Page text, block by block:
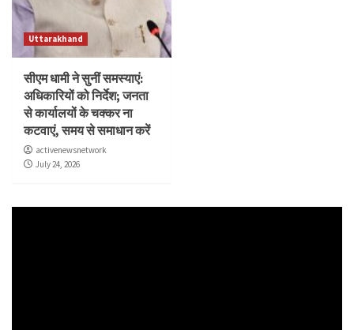
Uttarakhand
सीएम धामी ने सुनीं समस्याएं:
अधिकारियों को निर्देश; जनता
से कार्यालयों के चक्कर ना
कटवाएं, समय से समाधान करें
activenewsnetwork
July 24, 2026